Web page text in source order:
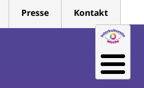
Presse Kontakt